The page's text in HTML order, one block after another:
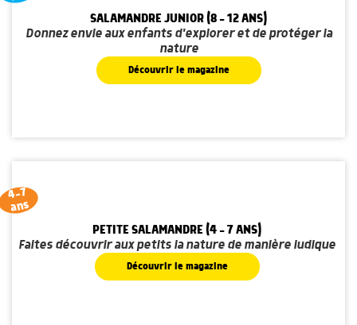
SALAMANDRE JUNIOR (8 - 12 ANS)
Donnez envie aux enfants d'explorer et de protéger la
nature
Découvrir le magazine
4-7
ans
PETITE SALAMANDRE (4 - 7 ANS)
Faites découvrir aux petits la nature de manière ludique
Découvrir le magazine